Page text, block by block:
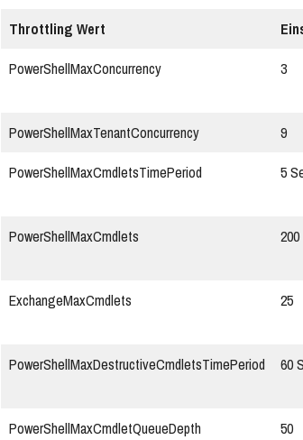
Throttling Wert
PowerShellMaxConcurrency
3
PowerShellMaxTenantConcurrency
9
PowerShellMaxCmdletsTimePeriod
5
PowerShellMaxCmdlets
200
ExchangeMaxCmdlets
25
PowerShellMaxDestructiveCmdletsTimePeriod
60
PowerShellMaxCmdletQueueDepth
50